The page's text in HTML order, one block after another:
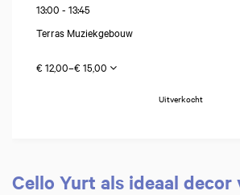
13:00 - 13:45
Terras Muziekgebouw
€ 12,00–€ 15,00
Uitverkocht
Cello Yurt als ideaal